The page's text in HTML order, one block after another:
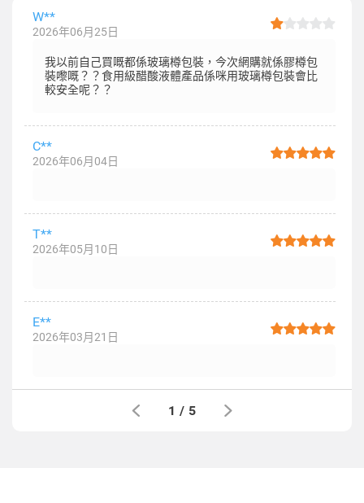
W**
2026年06月25日
我以前自己買嘅都係玻璃樽包裝，今次網購就係膠樽包
裝嚟嘅？？食用級醋酸液體產品係咪用玻璃樽包裝會比
較安全呢？？
C**
2026年06月04日
T**
2026年05月10日
E**
2026年03月21日
1 / 5